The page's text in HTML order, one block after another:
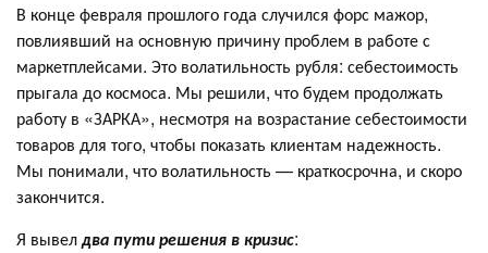
В конце февраля прошлого года случился форс мажор,
повлиявший на основную причину проблем в работе с
маркетплейсами. Это волатильность рубля: себестоимость
прыгала до космоса. Мы решили, что будем продолжать
работу в «ЗАРКА», несмотря на возрастание себестоимости
товаров для того, чтобы показать клиентам надежность.
Мы понимали, что волатильность — краткосрочна, и скоро
закончится.
Я вывелдва пути решения в кризис: